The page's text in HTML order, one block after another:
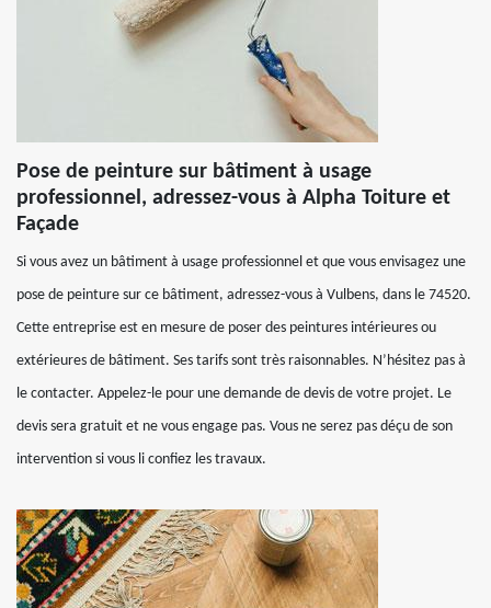
Pose de peinture sur bâtiment à usage
professionnel, adressez-vous à Alpha Toiture et
Façade
Si vous avez un bâtiment à usage professionnel et que vous envisagez une
pose de peinture sur ce bâtiment, adressez-vous à Vulbens, dans le 74520.
Cette entreprise est en mesure de poser des peintures intérieures ou
extérieures de bâtiment. Ses tarifs sont très raisonnables. N’hésitez pas à
le contacter. Appelez-le pour une demande de devis de votre projet. Le
devis sera gratuit et ne vous engage pas. Vous ne serez pas déçu de son
intervention si vous li confiez les travaux.